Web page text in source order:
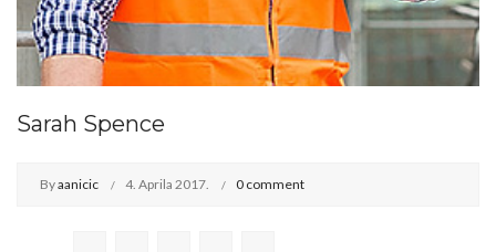
Sarah Spence
Byaanicic 4. Aprila 2017. 0 comment